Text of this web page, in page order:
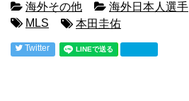
海外その他
海外日本人選手
MLS
本田圭佑
Twitter